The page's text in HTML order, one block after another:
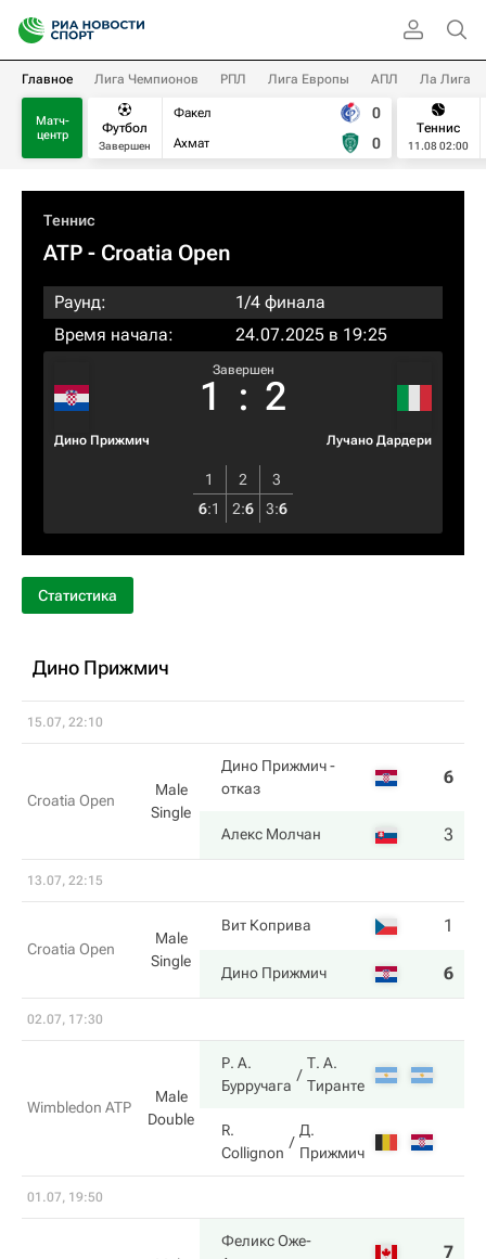
Главное Лига Чемпионов РПЛ Лига Европы АПЛ Ла Лига
Матч-
центр
Футбол
Завершен
Факел
Ахмат
0
0
Теннис
11.08 02:00
Теннис
ATP - Croatia Open
Раунд:
1/4 финала
Время начала:
24.07.2025 в 19:25
Дино Прижмич
Завершен
1 : 2
Лучано Дардери
1 2
3
6:1 2:6 3:6
Статистика
Дино Прижмич
15.07, 22:10
Croatia Open
Male
Single
Дино Прижмич-
отказ
6
Алекс Молчан 3
13.07, 22:15
Croatia Open
Male
Single
Вит Коприва 1
Дино Прижмич 6
02.07, 17:30
Wimbledon ATP
Male
Double
Р. А.
Бурручага
Т. А.
Тиранте
R.
Collignon
Д.
Прижмич
01.07, 19:50
Феликс Оже-
7